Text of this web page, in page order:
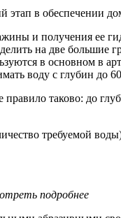
этап в обеспечении
и получения ее
на две
в основном в
воду с глубин до
таково: до
требуемой
подробнее